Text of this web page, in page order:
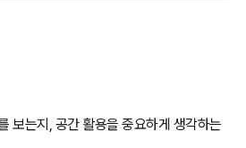
보는지, 공간 활용을 중요하게 생각하는